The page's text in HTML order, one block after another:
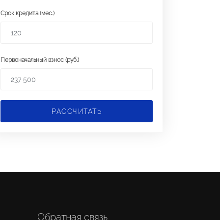
Срок кредита (мес.)
Первоначальный взнос (руб.)
РАССЧИТАТЬ
Обратная связь